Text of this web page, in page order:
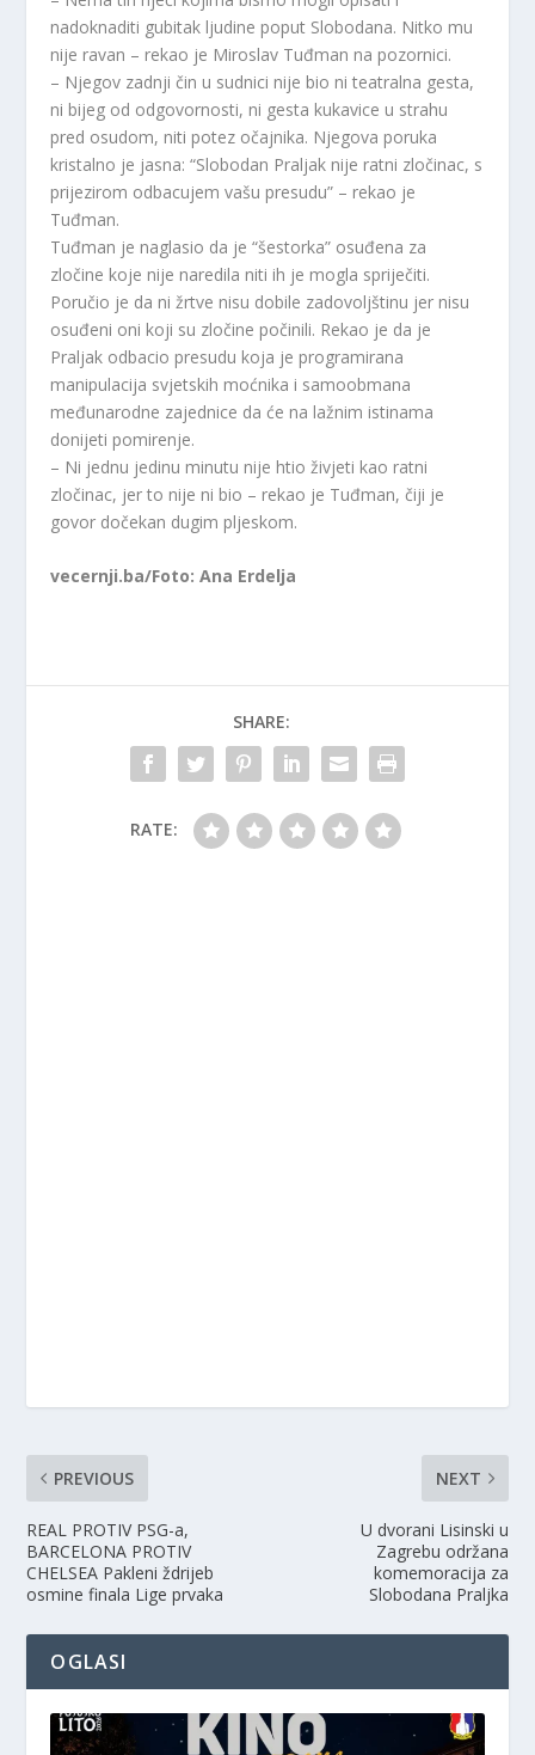
nadoknaditi gubitak ljudine poput Slobodana. Nitko mu
nije ravan – rekao je Miroslav Tuđman na pozornici.
– Njegov zadnji čin u sudnici nije bio ni teatralna gesta,
ni bijeg od odgovornosti, ni gesta kukavice u strahu
pred osudom, niti potez očajnika. Njegova poruka
kristalno je jasna: “Slobodan Praljak nije ratni zločinac, s
prijezirom odbacujem vašu presudu” – rekao je
Tuđman.
Tuđman je naglasio da je “šestorka” osuđena za
zločine koje nije naredila niti ih je mogla spriječiti.
Poručio je da ni žrtve nisu dobile zadovoljštinu jer nisu
osuđeni oni koji su zločine počinili. Rekao je da je
Praljak odbacio presudu koja je programirana
manipulacija svjetskih moćnika i samoobmana
međunarodne zajednice da će na lažnim istinama
donijeti pomirenje.
– Ni jednu jedinu minutu nije htio živjeti kao ratni
zločinac, jer to nije ni bio – rekao je Tuđman, čiji je
govor dočekan dugim pljeskom.
vecernji.ba/Foto: Ana Erdelja
SHARE:
RATE:
PREVIOUS
REAL PROTIV PSG-a,
BARCELONA PROTIV
CHELSEA Pakleni ždrijeb
osmine finala Lige prvaka
NEXT
U dvorani Lisinski u
Zagrebu održana
komemoracija za
Slobodana Praljka
OGLASI